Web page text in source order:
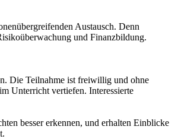
Austausch. Denn
und Finanzbildung.
Die Teilnahme ist freiwillig und ohne
Unterricht vertiefen. Interessierte
besser erkennen, und erhalten Einblicke